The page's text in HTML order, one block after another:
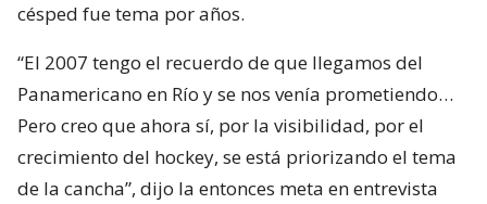
césped fue tema por años.
“El 2007 tengo el recuerdo de que llegamos del
Panamericano en Río y se nos venía prometiendo…
Pero creo que ahora sí, por la visibilidad, por el
crecimiento del hockey, se está priorizando el tema
de la cancha”, dijo la entonces meta en entrevista